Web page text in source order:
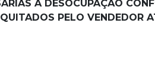
À DESOCUPAÇÃO
PELO VENDEDOR